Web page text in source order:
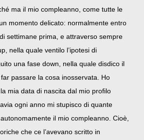
ma il mio compleanno, come tutte le
momento delicato: normalmente entro
settimane prima, e attraverso sempre
nella quale ventilo l’ipotesi di
una fase down, nella quale disdico il
passare la cosa inosservata. Ho
mia data di nascita dal mio profilo
ogni anno mi stupisco di quante
il mio compleanno. Cioè,
che ce l’avevano scritto in